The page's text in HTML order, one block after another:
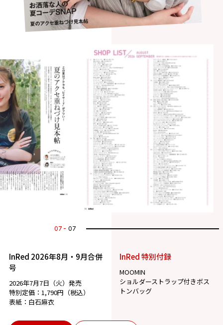
07 07
InRed 2026年8月・9月合併
号
2026年7月7日（火）発売
特別定価：1,790円（税込）
表紙：白石麻衣
InRed 特別付録
MOOMIN
ショルダーストラップ付きボス
トンバッグ